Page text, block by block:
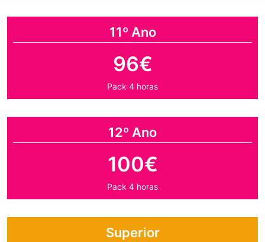
11º Ano
96€
Pack 4 horas
12º Ano
100€
Pack 4 horas
Superior